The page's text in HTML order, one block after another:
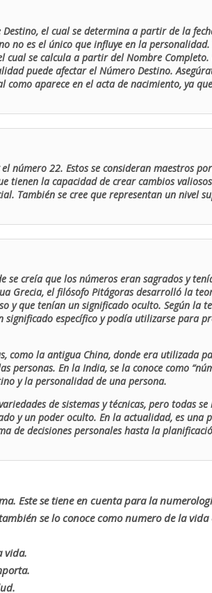
el cual se determina a partir de la
no es el único que influye en la personalidad.
cual se calcula a partir del Nombre Completo.
puede afectar el Número Destino.
como aparece en el acta de nacimiento, ya
número 22. Estos se consideran maestros
tienen la capacidad de crear cambios
También se cree que representan un nivel
se creía que los números eran sagrados y
Grecia, el filósofo Pitágoras desarrolló la
y que tenían un significado oculto. Según la
específico y podía utilizarse para
como la antigua China, donde era utilizada
personas. En la India, se la conoce como
y la personalidad de una persona.
de sistemas y técnicas, pero todas se
y un poder oculto. En la actualidad, es una
de decisiones personales hasta la
Este se tiene en cuenta para la
se lo conoce como numero de la
vida.